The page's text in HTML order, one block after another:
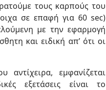
τους καρπούς του
σε επαφή για 60 sec)
με την εφαρμογή
και ειδική απ’ ότι οι
εμφανίζεται
εξετάσεις είναι το